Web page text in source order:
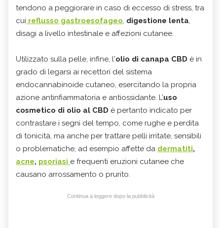
tendono a peggiorare in caso di eccesso di stress, tra
cui reflusso gastroesofageo, digestione lenta,
disagi a livello intestinale e affezioni cutanee.
Utilizzato sulla pelle, infine, l'olio di canapa CBD è in
grado di legarsi ai recettori del sistema
endocannabinoide cutaneo, esercitando la propria
azione antinfiammatoria e antiossidante. L’uso
cosmetico di olio al CBD è pertanto indicato per
contrastare i segni del tempo, come rughe e perdita
di tonicità, ma anche per trattare pelli irritate, sensibili
o problematiche, ad esempio affette da dermatiti,
acne, psoriasi e frequenti eruzioni cutanee che
causano arrossamento o prurito.
Continua a leggere dopo la pubblicità